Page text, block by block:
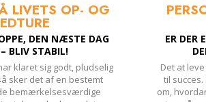
LIVETS OP- OG
DEN NÆSTE DAG
BLIV STABIL!
klaret sig godt, pludselig
sker det af en bestemt
bemærkelsesværdige
ER DER
Det at
til
om,